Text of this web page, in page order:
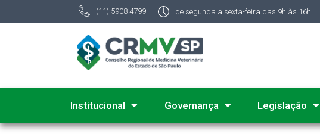
(11) 5908 4799 de segunda a sexta-feira das 9h às 16h
Institucional Governança Legislação